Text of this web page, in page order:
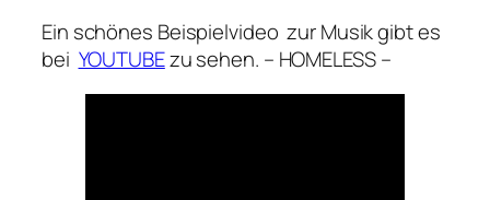
Ein schönes Beispielvideo zur Musik gibt es
bei YOUTUBEzu sehen. – HOMELESS –